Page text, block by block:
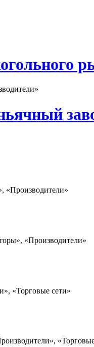
«Производители»
«Производители»
«Торговые сети»